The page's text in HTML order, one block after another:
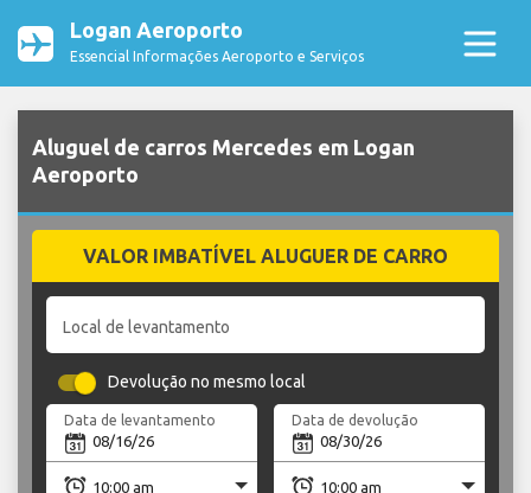
Logan Aeroporto
Essencial Informações Aeroporto e Serviços
Aluguel de carros Mercedes em Logan
Aeroporto
VALOR IMBATÍVEL ALUGUER DE CARRO
Local de levantamento
Devolução no mesmo local
Data de levantamento Data de devolução